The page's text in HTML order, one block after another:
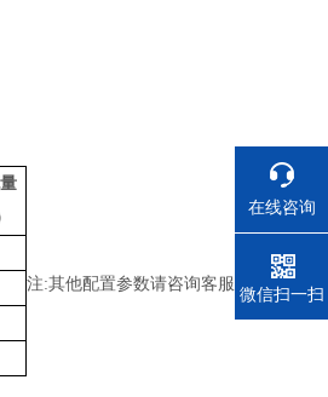
注:其他配置参数请咨询客服!
在线咨询
电话
微信扫一扫